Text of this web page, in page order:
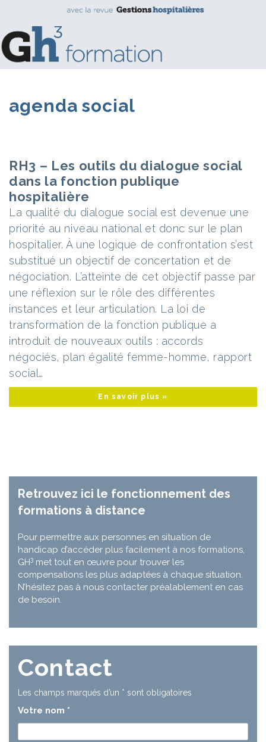
agenda social
RH3 – Les outils du dialogue social
dans la fonction publique
hospitalière
La qualité du dialogue social est devenue une
priorité au niveau national et donc sur le plan
hospitalier. À une logique de confrontation s’est
substitué un objectif de concertation et de
négociation. L’atteinte de cet objectif passe par
une réflexion sur le rôle des différentes
instances et leur articulation. La loi de
transformation de la fonction publique a
introduit de nouveaux outils : accords
négociés, plan égalité femme-homme, rapport
social…
En savoir plus »
Retrouvez ici le fonctionnement des
formations à distance
Pour permettre aux personnes en situation de
handicap d’accéder plus facilement à nos formations,
GH3 met tout en œuvre pour trouver les
compensations les plus adaptées à chaque situation.
N’hésitez pas à nous contacter préalablement en cas
de besoin.
Contact
Les champs marqués d’un * sont obligatoires
Votre nom *